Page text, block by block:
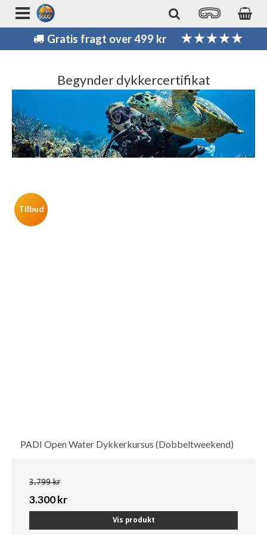
Gratis fragt over 499 kr
Begynder dykkercertifikat
Tilbud
PADI Open Water Dykkerkursus (Dobbeltweekend)
3.799 kr
3.300 kr
Vis produkt